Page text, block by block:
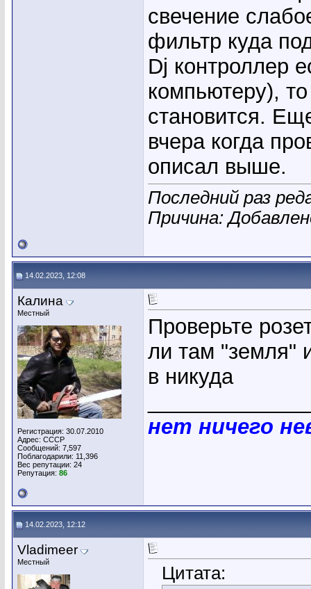
свечение
фильтр куда
Dj контроллер
компьютеру),
становится.
вчера когда
описал выше.
Последний раз
Причина:
14.02.2023, 12:08
Калина
Местный
Регистрация: 30.07.2010
Адрес: СССР
Сообщений: 7,597
Поблагодарили: 11,396
Вес репутации: 24
Репутация: 86
Проверьте
ли там "земля"
в никуда
нет ничего
14.02.2023, 12:12
Vladimeer
Местный
Цитата: